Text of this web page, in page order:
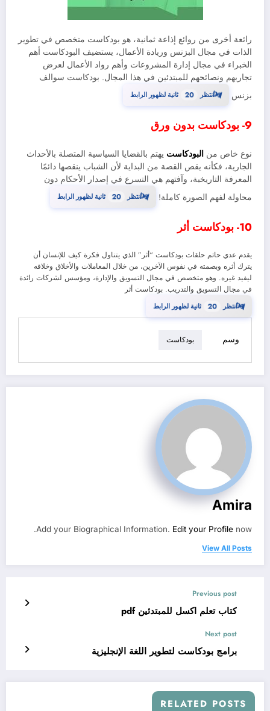
رائعة أخرى من روائع إذاعة ثمانية، هو بودكاست متخصص في تطوير
الذات في مجال البزنس وريادة الأعمال، يستضيف البودكاست أهم
الخبراء في مجال إدارة المشروعات وأهم رواد الأعمال لعرض
تجاربهم ونصائحهم للمبتدئين في هذا المجال. بودكاست سوالف
بزنس
⏳انتظر 19 ثانية لظهور الرابط
9- بودكاست بدون ورق
نوع خاص من البودكاست يهتم بالقضايا السياسية المتصلة بالأحداث
الجارية، فكأنه يقص القصة من البداية لأن الشباب ينقصها دائمًا
المعرفة التاريخبة، وآفتهم هي التسرع في إصدار الأحكام دون
محاولة لفهم الصورة كاملة!
⏳انتظر 19 ثانية لظهور الرابط
10- بودكاست أثر
يقدم عدي حاتم حلقات بودكاست “أثر” الذي يتناول فكرة كيف للإنسان أن
يترك أثره وبصمته في نفوس الآخرين، من خلال المعاملات والأخلاق وخلافه
ليفيد غيره. وهو متخصص في مجال التسويق والإدارة، ومؤسس لشركات رائدة
في مجال التسويق والتدريب. بودكاست أثر
⏳انتظر 19 ثانية لظهور الرابط
وسم بودكاست
Amira
Add your Biographical Information. Edit your Profile now.
View All Posts
Previous post
كتاب تعلم اكسل للمبتدئين pdf
Next post
برامج بودكاست لتطوير اللغة الإنجليزية
RELATED POSTS